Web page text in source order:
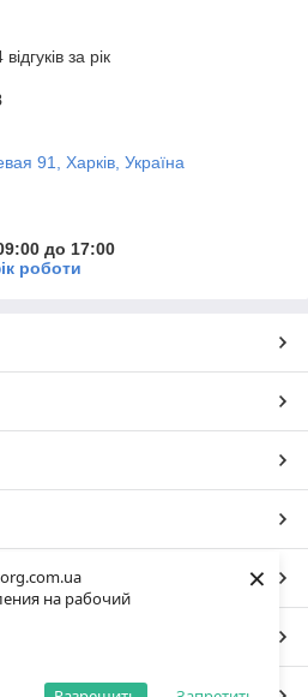
на рабочий
×
за рік
91, Харків, Україна
до 17:00
роботи